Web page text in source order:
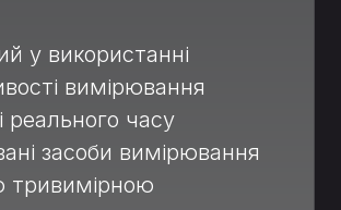
у використанні
вимірювання
реального часу
засоби вимірювання
тривимірною